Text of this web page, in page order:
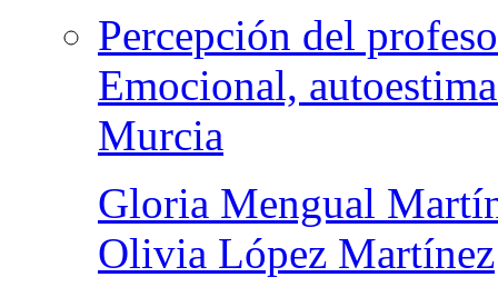
Percepción del
Emocional,
Murcia
Gloria Mengual
Olivia López Martínez